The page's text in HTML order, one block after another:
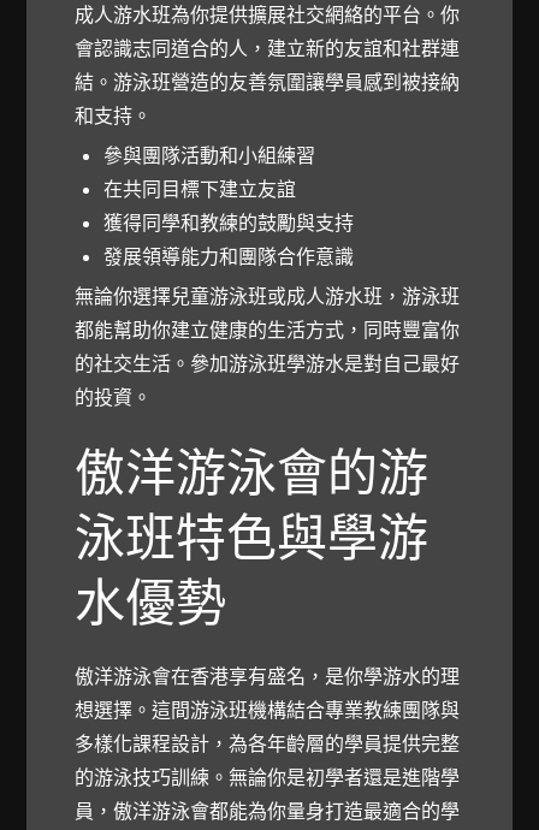
成人游水班為你提供擴展社交網絡的平台。你
會認識志同道合的人，建立新的友誼和社群連
結。游泳班營造的友善氛圍讓學員感到被接納
和支持。
參與團隊活動和小組練習
在共同目標下建立友誼
獲得同學和教練的鼓勵與支持
發展領導能力和團隊合作意識
無論你選擇兒童游泳班或成人游水班，游泳班
都能幫助你建立健康的生活方式，同時豐富你
的社交生活。參加游泳班學游水是對自己最好
的投資。
傲洋游泳會的游
泳班特色與學游
水優勢
傲洋游泳會在香港享有盛名，是你學游水的理
想選擇。這間游泳班機構結合專業教練團隊與
多樣化課程設計，為各年齡層的學員提供完整
的游泳技巧訓練。無論你是初學者還是進階學
員，傲洋游泳會都能為你量身打造最適合的學